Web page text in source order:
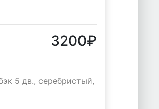
3200₽
5 дв., серебристый,